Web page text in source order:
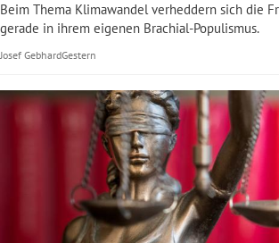
Beim Thema Klimawandel verheddern sich die
gerade in ihrem eigenen Brachial-Populismus.
Josef GebhardGestern